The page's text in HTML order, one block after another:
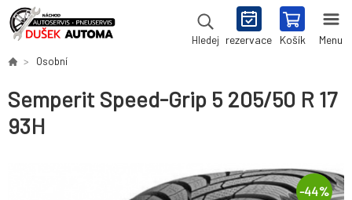
Hledej rezervace Košík Menu
Osobní
Semperit Speed-Grip 5 205/50 R 17
93H
-44%